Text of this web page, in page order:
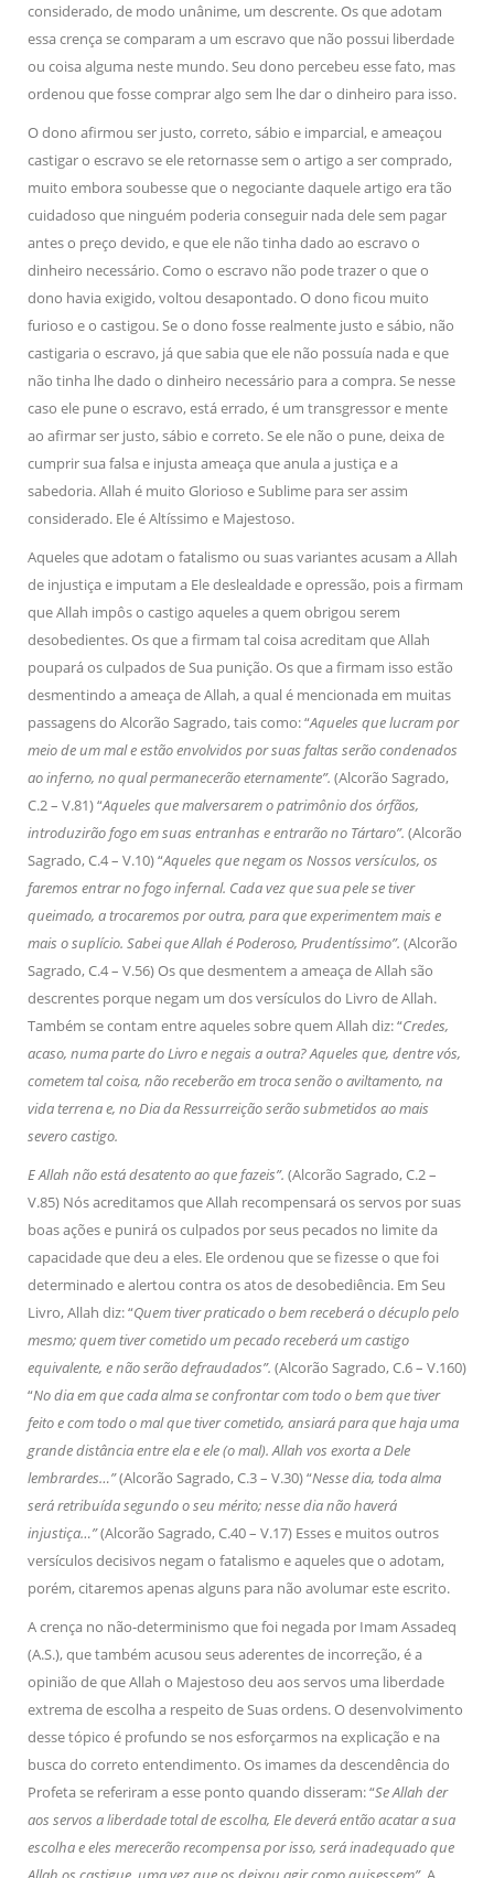
considerado, de modo unânime, um descrente. Os que adotam
essa crença se comparam a um escravo que não possui liberdade
ou coisa alguma neste mundo. Seu dono percebeu esse fato, mas
ordenou que fosse comprar algo sem lhe dar o dinheiro para isso.
O dono afirmou ser justo, correto, sábio e imparcial, e ameaçou
castigar o escravo se ele retornasse sem o artigo a ser comprado,
muito embora soubesse que o negociante daquele artigo era tão
cuidadoso que ninguém poderia conseguir nada dele sem pagar
antes o preço devido, e que ele não tinha dado ao escravo o
dinheiro necessário. Como o escravo não pode trazer o que o
dono havia exigido, voltou desapontado. O dono ficou muito
furioso e o castigou. Se o dono fosse realmente justo e sábio, não
castigaria o escravo, já que sabia que ele não possuía nada e que
não tinha lhe dado o dinheiro necessário para a compra. Se nesse
caso ele pune o escravo, está errado, é um transgressor e mente
ao afirmar ser justo, sábio e correto. Se ele não o pune, deixa de
cumprir sua falsa e injusta ameaça que anula a justiça e a
sabedoria. Allah é muito Glorioso e Sublime para ser assim
considerado. Ele é Altíssimo e Majestoso.
Aqueles que adotam o fatalismo ou suas variantes acusam a Allah
de injustiça e imputam a Ele deslealdade e opressão, pois a firmam
que Allah impôs o castigo aqueles a quem obrigou serem
desobedientes. Os que a firmam tal coisa acreditam que Allah
poupará os culpados de Sua punição. Os que a firmam isso estão
desmentindo a ameaça de Allah, a qual é mencionada em muitas
passagens do Alcorão Sagrado, tais como: “Aqueles que lucram por
meio de um mal e estão envolvidos por suas faltas serão condenados
ao inferno, no qual permanecerão eternamente”. (Alcorão Sagrado,
C.2 – V.81) “Aqueles que malversarem o patrimônio dos órfãos,
introduzirão fogo em suas entranhas e entrarão no Tártaro”. (Alcorão
Sagrado, C.4 – V.10) “Aqueles que negam os Nossos versículos, os
faremos entrar no fogo infernal. Cada vez que sua pele se tiver
queimado, a trocaremos por outra, para que experimentem mais e
mais o suplício. Sabei que Allah é Poderoso, Prudentíssimo”. (Alcorão
Sagrado, C.4 – V.56) Os que desmentem a ameaça de Allah são
descrentes porque negam um dos versículos do Livro de Allah.
Também se contam entre aqueles sobre quem Allah diz: “Credes,
acaso, numa parte do Livro e negais a outra? Aqueles que, dentre vós,
cometem tal coisa, não receberão em troca senão o aviltamento, na
vida terrena e, no Dia da Ressurreição serão submetidos ao mais
severo castigo.
E Allah não está desatento ao que fazeis”. (Alcorão Sagrado, C.2 –
V.85) Nós acreditamos que Allah recompensará os servos por suas
boas ações e punirá os culpados por seus pecados no limite da
capacidade que deu a eles. Ele ordenou que se fizesse o que foi
determinado e alertou contra os atos de desobediência. Em Seu
Livro, Allah diz: “Quem tiver praticado o bem receberá o décuplo pelo
mesmo; quem tiver cometido um pecado receberá um castigo
equivalente, e não serão defraudados”. (Alcorão Sagrado, C.6 – V.160)
“No dia em que cada alma se confrontar com todo o bem que tiver
feito e com todo o mal que tiver cometido, ansiará para que haja uma
grande distância entre ela e ele (o mal). Allah vos exorta a Dele
lembrardes…”(Alcorão Sagrado, C.3 – V.30) “Nesse dia, toda alma
será retribuída segundo o seu mérito; nesse dia não haverá
injustiça…”(Alcorão Sagrado, C.40 – V.17) Esses e muitos outros
versículos decisivos negam o fatalismo e aqueles que o adotam,
porém, citaremos apenas alguns para não avolumar este escrito.
A crença no não-determinismo que foi negada por Imam Assadeq
(A.S.), que também acusou seus aderentes de incorreção, é a
opinião de que Allah o Majestoso deu aos servos uma liberdade
extrema de escolha a respeito de Suas ordens. O desenvolvimento
desse tópico é profundo se nos esforçarmos na explicação e na
busca do correto entendimento. Os imames da descendência do
Profeta se referiram a esse ponto quando disseram: “Se Allah der
aos servos a liberdade total de escolha, Ele deverá então acatar a sua
escolha e eles merecerão recompensa por isso, será inadequado que